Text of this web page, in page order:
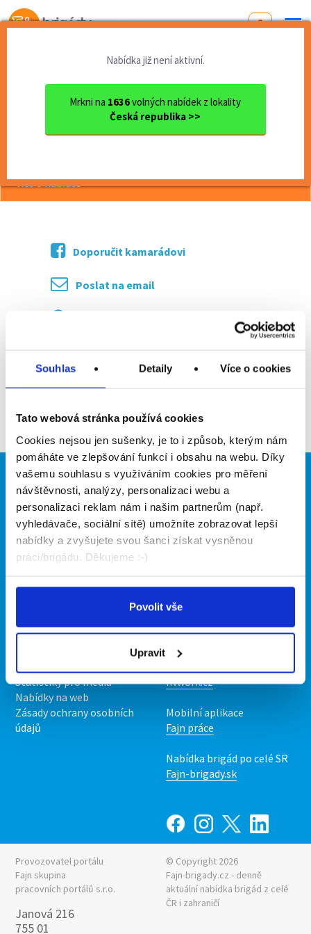
Souhlas Detaily Více o cookies
Tato webová stránka používá cookies
Cookies nejsou jen sušenky, je to i způsob, kterým nám
pomáháte ve zlepšování funkcí i obsahu na webu. Díky
vašemu souhlasu s využíváním cookies pro měření
návštěvnosti, analýzy, personalizaci webu a
personalizaci reklam nám i našim partnerům (např.
vyhledávače, sociální sítě) umožníte zobrazovat lepší
nabídky a zvyšujete svou šanci získat vysněnou
práci/brigádu. Děkujeme :-)
Povolit vše
Upravit
Od první brigády
Nabídka již není aktivní.
Mrkni na 1636volných nabídek z lokality
Česká republika >>
Jihočeský kraj
okres Český Krumlov
Český Krumlov
Prodavač(ka)
Prodavač(ka)
více o nabídce >>
Doporučit kamarádovi
Poslat na email
Brigádníci
Články
Hledané brigády
Firmy
Vložit inzerát
Ceník
Propagace
O portálu
O nás
Statistiky pro média
Nabídky na web
Zásady ochrany osobních
údajů
Naše další projekty
Fajn brigády
INwork.cz
Mobilní aplikace
Fajn práce
Nabídka brigád po celé SR
Fajn-brigady.sk
Provozovatel portálu
Fajn skupina
pracovních portálů s.r.o.
Janová 216
755 01
© Copyright 2026
Fajn-brigady.cz - denně
aktuální nabídka brigád z celé
ČR i zahraničí